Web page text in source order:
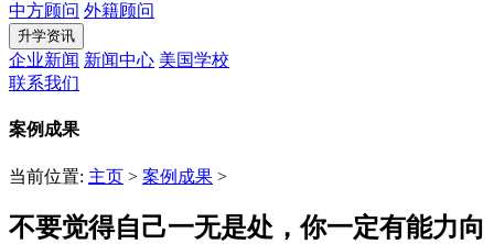
中方顾问 外籍顾问
升学资讯
企业新闻 新闻中心 美国学校
联系我们
案例成果
当前位置: 主页 > 案例成果 >
不要觉得自己一无是处，你一定有能力向